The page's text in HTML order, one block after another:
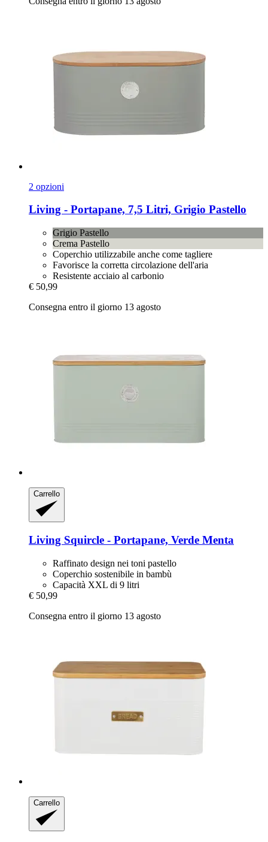
2 opzioni
Living -​ Portapane, 7,5 Litri, Grigio Pastello
Grigio Pastello
Crema Pastello
Coperchio utilizzabile anche come tagliere
Favorisce la corretta circolazione dell'aria
Resistente acciaio al carbonio
€ 50,99
Consegna entro il giorno 13 agosto
Carrello
Living Squircle -​ Portapane, Verde Menta
Raffinato design nei toni pastello
Coperchio sostenibile in bambù
Capacità XXL di 9 litri
€ 50,99
Consegna entro il giorno 13 agosto
Carrello